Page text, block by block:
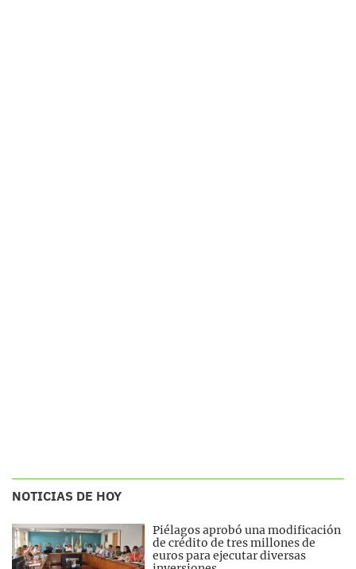
NOTICIAS DE HOY
Piélagos aprobó una modificación
de crédito de tres millones de
euros para ejecutar diversas